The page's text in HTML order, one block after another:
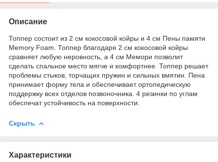
Описание
Топпер состоит из 2 см кокосовой койры и 4 см Пены памяти
Memory Foam. Топпер благодаря 2 см кокосовой койры
сравняет любую неровность, а 4 см Мемори позволит
сделать спальное место мягче и комфортнее. Топпер решает
проблемы стыков, торчащих пружин и сильных вмятин. Пена
принимает форму тела и обеспечивает ортопедическую
поддержку всех отделов позвоночника. 4 резинки по углам
обеспечат устойчивость на поверхности.
Скрыть
Характеристики